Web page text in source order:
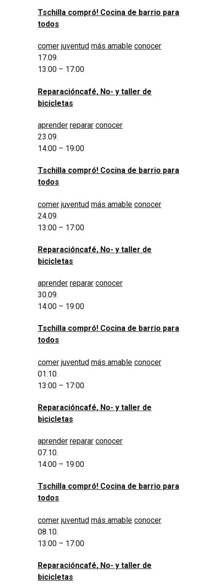
Tschilla compró! Cocina de barrio para
todos
comer juventud más amable conocer
17.09.
13:00 – 17:00
Reparacióncafé, No- y taller de
bicicletas
aprender reparar conocer
23.09.
14:00 – 19:00
Tschilla compró! Cocina de barrio para
todos
comer juventud más amable conocer
24.09.
13:00 – 17:00
Reparacióncafé, No- y taller de
bicicletas
aprender reparar conocer
30.09.
14:00 – 19:00
Tschilla compró! Cocina de barrio para
todos
comer juventud más amable conocer
01.10.
13:00 – 17:00
Reparacióncafé, No- y taller de
bicicletas
aprender reparar conocer
07.10.
14:00 – 19:00
Tschilla compró! Cocina de barrio para
todos
comer juventud más amable conocer
08.10.
13:00 – 17:00
Reparacióncafé, No- y taller de
bicicletas